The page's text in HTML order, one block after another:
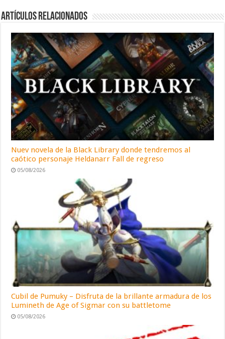
Artículos relacionados
Nuev novela de la Black Library donde tendremos al
caótico personaje Heldanarr Fall de regreso
05/08/2026
Cubil de Pumuky – Disfruta de la brillante armadura de los
Lumineth de Age of Sigmar con su battletome
05/08/2026